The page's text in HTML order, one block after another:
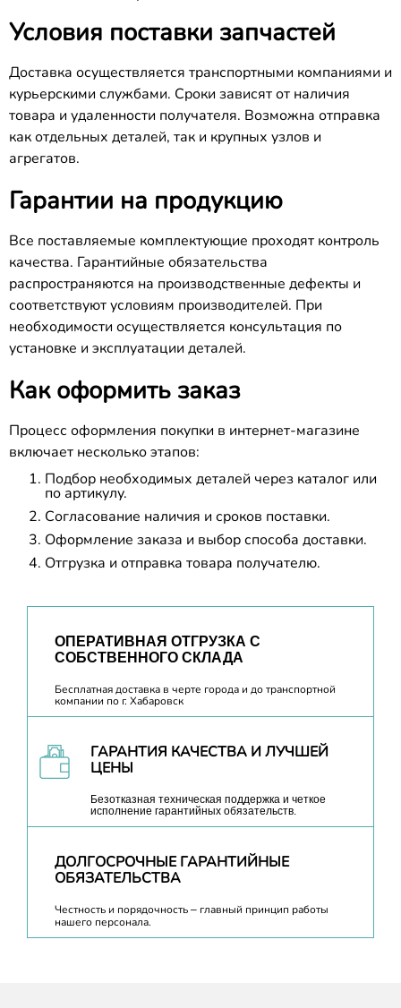
Условия поставки запчастей
Доставка осуществляется транспортными компаниями и
курьерскими службами. Сроки зависят от наличия
товара и удаленности получателя. Возможна отправка
как отдельных деталей, так и крупных узлов и
агрегатов.
Гарантии на продукцию
Все поставляемые комплектующие проходят контроль
качества. Гарантийные обязательства
распространяются на производственные дефекты и
соответствуют условиям производителей. При
необходимости осуществляется консультация по
установке и эксплуатации деталей.
Как оформить заказ
Процесс оформления покупки в интернет-магазине
включает несколько этапов:
Подбор необходимых деталей через каталог или
по артикулу.
Согласование наличия и сроков поставки.
Оформление заказа и выбор способа доставки.
Отгрузка и отправка товара получателю.
ОПЕРАТИВНАЯ ОТГРУЗКА С
СОБСТВЕННОГО СКЛАДА
Бесплатная доставка в черте города и до транспортной
компании по г. Хабаровск
ГАРАНТИЯ КАЧЕСТВА И ЛУЧШЕЙ
ЦЕНЫ
Безотказная техническая поддержка и четкое
исполнение гарантийных обязательств.
ДОЛГОСРОЧНЫЕ ГАРАНТИЙНЫЕ
ОБЯЗАТЕЛЬСТВА
Честность и порядочность – главный принцип работы
нашего персонала.